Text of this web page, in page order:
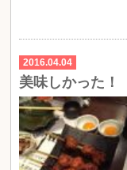
2016.04.04
美味しかった！